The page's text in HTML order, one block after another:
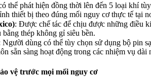
thể phát hiện đồng thời lên đến 5 loại khí
thiết bị theo đúng mối nguy cơ thực tế tại
: Được chế tác để chịu được những điều
thép không gỉ siêu bền.
Người dùng có thể tùy chọn sử dụng bộ pin
sẵn sàng hoạt động trong các nhiệm vụ dài
vệ trước mọi mối nguy cơ